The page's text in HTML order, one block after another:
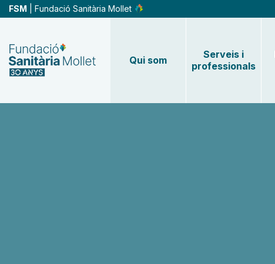
Vés
al
FSM | Fundació Sanitària Mollet
Qui som
Serveis i
professionals